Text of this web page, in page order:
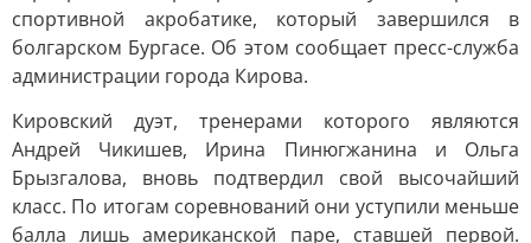
спортивной акробатике, который завершился в
болгарском Бургасе. Об этом сообщает пресс-служба
администрации города Кирова.
Кировский дуэт, тренерами которого являются
Андрей Чикишев, Ирина Пинюгжанина и Ольга
Брызгалова, вновь подтвердил свой высочайший
класс. По итогам соревнований они уступили меньше
балла лишь американской паре, ставшей первой.